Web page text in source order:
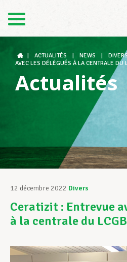
DE
Le LCGB
Structures syndicales
Assistance au Travail
Vos droits
Assistance en vie
ACTUALITÉS NEWS DIVERS
AVEC LES DÉLÉGUÉS À LA CENTRALE DU
Actualités
12 décembre 2022 Divers
Ceratizit : Entrevue
à la centrale du LCGB